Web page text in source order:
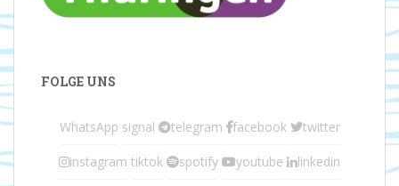
FOLGE UNS
WhatsApp signal telegram facebook twitter
instagram tiktok spotify youtube linkedin